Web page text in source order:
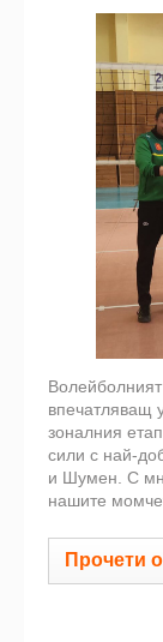
впечатляващ
зоналния
сили с най-
и Шумен. С
нашите
Прочети